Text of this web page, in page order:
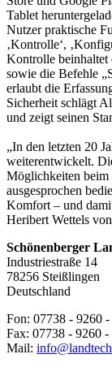
Tablet
Nutzer praktische
‚Kontrolle‘,
Kontrolle beinhaltet
sowie die Befehle
erlaubt die
Sicherheit schlägt
und zeigt seinen
„In den letzten 20
weiterentwickelt.
Möglichkeiten beim
ausgesprochen
Komfort – und
Heribert Wettels
Schönenberger
Industriestraße 14
78256 Steißlingen
Deutschland
Fon: 07738 - 9260 -
Fax: 07738 - 9260 -
Mail: